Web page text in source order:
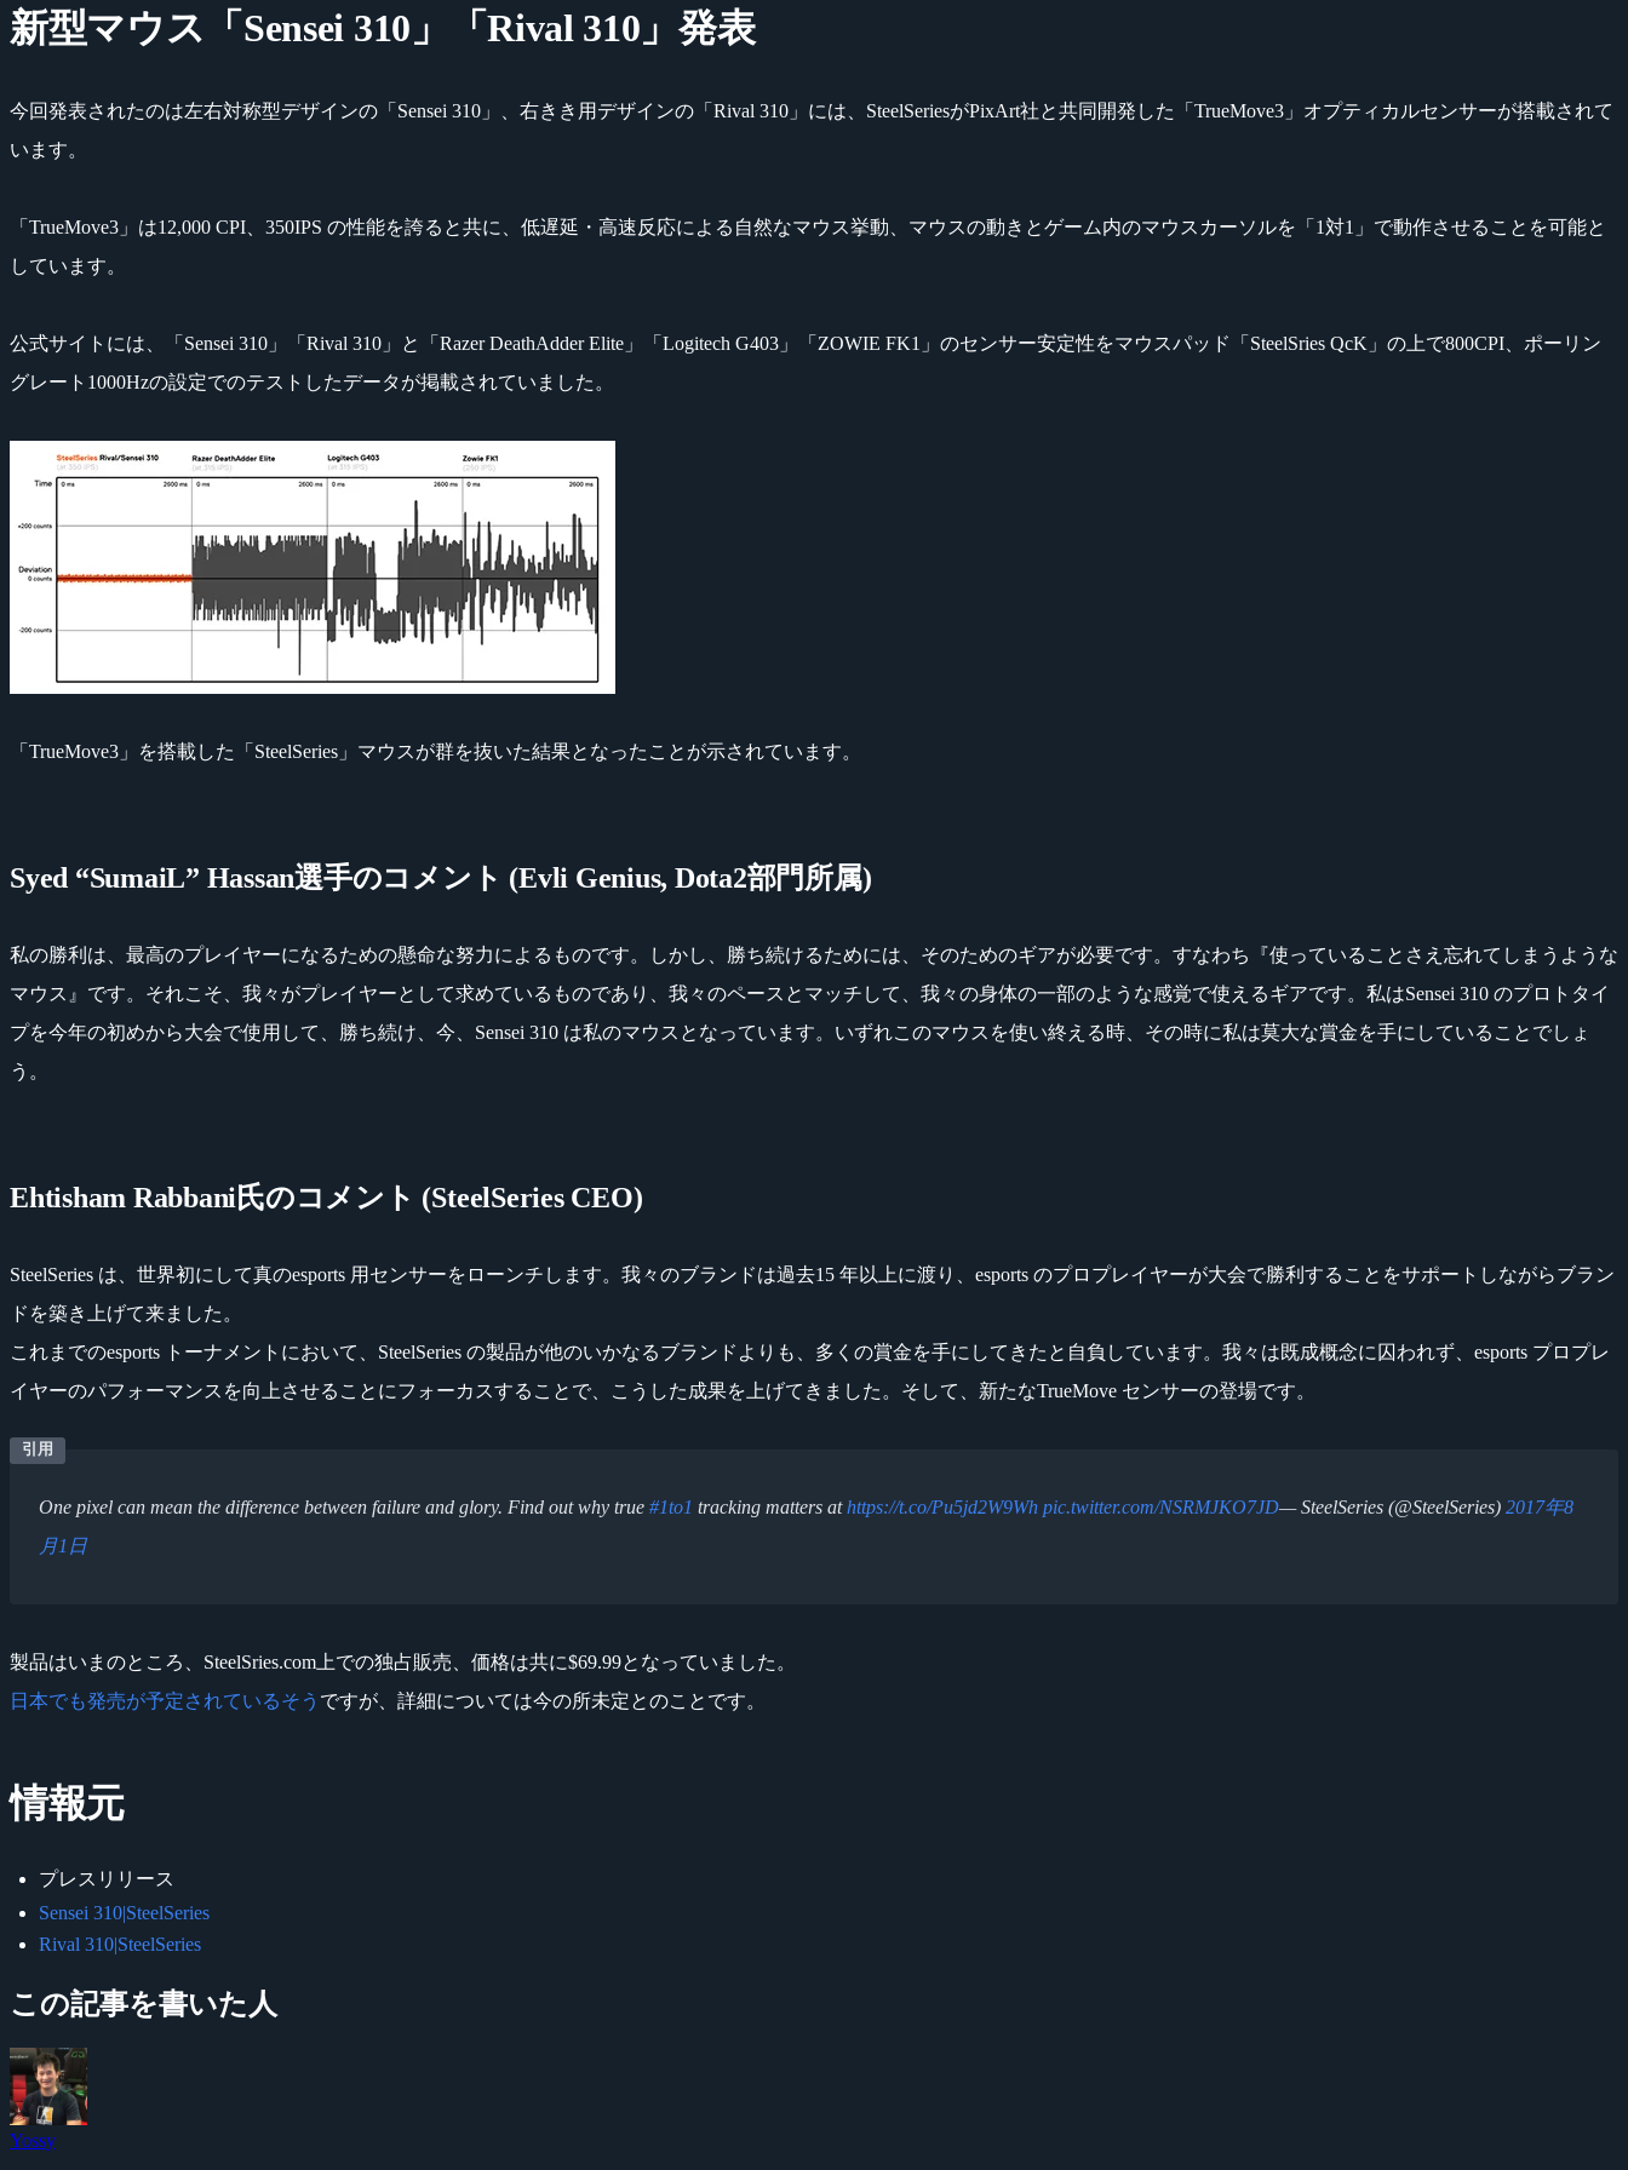
新型マウス「Sensei 310」「Rival 310」発表
今回発表されたのは左右対称型デザインの「Sensei 310」、右きき用デザインの「Rival 310」には、SteelSeriesがPixArt社と共同開発した「TrueMove3」オプティカルセンサーが搭載されて
います。
「TrueMove3」は12,000 CPI、350IPS の性能を誇ると共に、低遅延・高速反応による自然なマウス挙動、マウスの動きとゲーム内のマウスカーソルを「1対1」で動作させることを可能と
しています。
公式サイトには、「Sensei 310」「Rival 310」と「Razer DeathAdder Elite」「Logitech G403」「ZOWIE FK1」のセンサー安定性をマウスパッド「SteelSries QcK」の上で800CPI、ポーリン
グレート1000Hzの設定でのテストしたデータが掲載されていました。
「TrueMove3」を搭載した「SteelSeries」マウスが群を抜いた結果となったことが示されています。
Syed “SumaiL” Hassan選手のコメント (Evli Genius, Dota2部門所属)
私の勝利は、最高のプレイヤーになるための懸命な努力によるものです。しかし、勝ち続けるためには、そのためのギアが必要です。すなわち『使っていることさえ忘れてしまうような
マウス』です。それこそ、我々がプレイヤーとして求めているものであり、我々のペースとマッチして、我々の身体の一部のような感覚で使えるギアです。私はSensei 310 のプロトタイ
プを今年の初めから大会で使用して、勝ち続け、今、Sensei 310 は私のマウスとなっています。いずれこのマウスを使い終える時、その時に私は莫大な賞金を手にしていることでしょ
う。
Ehtisham Rabbani氏のコメント (SteelSeries CEO)
SteelSeries は、世界初にして真のesports 用センサーをローンチします。我々のブランドは過去15 年以上に渡り、esports のプロプレイヤーが大会で勝利することをサポートしながらブラン
ドを築き上げて来ました。
これまでのesports トーナメントにおいて、SteelSeries の製品が他のいかなるブランドよりも、多くの賞金を手にしてきたと自負しています。我々は既成概念に囚われず、esports プロプレ
イヤーのパフォーマンスを向上させることにフォーカスすることで、こうした成果を上げてきました。そして、新たなTrueMove センサーの登場です。
One pixel can mean the difference between failure and glory. Find out why true #1to1 tracking matters athttps://t.co/Pu5jd2W9Wh pic.twitter.com/NSRMJKO7JD— SteelSeries (@SteelSeries) 2017年8
月1日
製品はいまのところ、SteelSries.com上での独占販売、価格は共に$69.99となっていました。
日本でも発売が予定されているそう ですが、詳細については今の所未定とのことです。
情報元
プレスリリース
Sensei 310|SteelSeries
Rival 310|SteelSeries
この記事を書いた人
Yossy